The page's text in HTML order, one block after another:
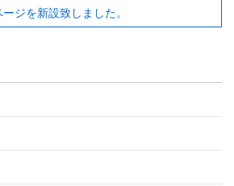
ジを新設致しました。